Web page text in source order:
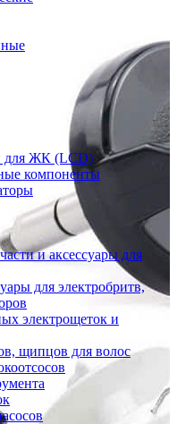
для ЖК (LCD)
компоненты
и аксессуары для
для электробритв,
электрощеток и
щипцов для волос